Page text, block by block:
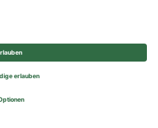
- All rights reserved